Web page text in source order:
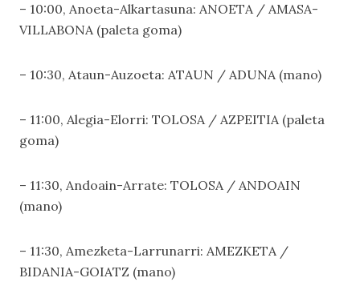
– 10:00, Anoeta-Alkartasuna: ANOETA / AMASA-
VILLABONA (paleta goma)
– 10:30, Ataun-Auzoeta: ATAUN / ADUNA (mano)
– 11:00, Alegia-Elorri: TOLOSA / AZPEITIA (paleta
goma)
– 11:30, Andoain-Arrate: TOLOSA / ANDOAIN
(mano)
– 11:30, Amezketa-Larrunarri: AMEZKETA /
BIDANIA-GOIATZ (mano)